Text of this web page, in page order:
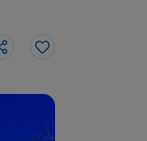
J’aime